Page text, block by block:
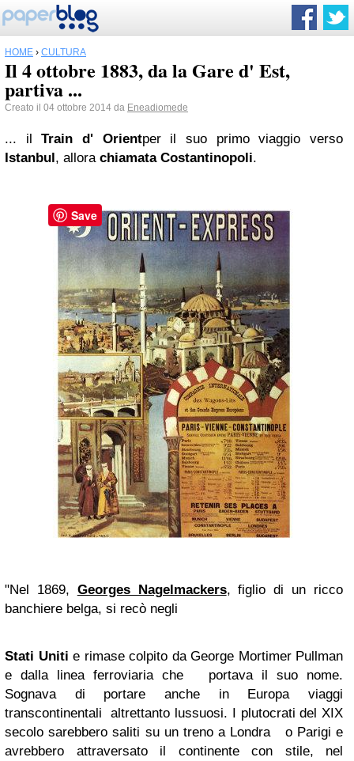
HOME › CULTURA
Il 4 ottobre 1883, da la Gare d' Est,
partiva ...
Creato il 04 ottobre 2014 da Eneadiomede
... ilTrain d' Orientper il suo primo viaggio verso
Istanbul, allora chiamata Costantinopoli.
"Nel 1869, Georges Nagelmackers, figlio di un ricco
banchiere belga, si recò negli
Stati Uniti e rimase colpito da George Mortimer Pullman
e dalla linea ferroviaria che portava il suo nome.
Sognava di portare anche in Europa viaggi
transcontinentali altrettanto lussuosi. I plutocrati del XIX
secolo sarebbero saliti su un treno a Londra o Parigi e
avrebbero attraversato il continente con stile, nel
Save